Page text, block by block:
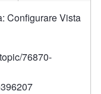
Configurare Vista
76870-